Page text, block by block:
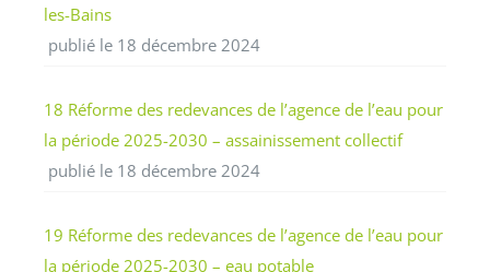
les-Bains
publié le 18 décembre 2024
18 Réforme des redevances de l’agence de l’eau pour
la période 2025-2030 – assainissement collectif
publié le 18 décembre 2024
19 Réforme des redevances de l’agence de l’eau pour
la période 2025-2030 – eau potable